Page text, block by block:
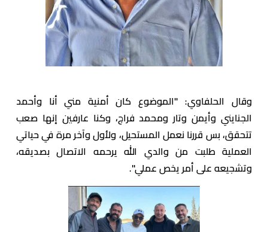
وقال الحلفاوي: "الموضوع كان أمنية مني أنا وأحمد
الجنايني وأيمن وتار ومحمد فراج، وكنا عارفين إنها صعب
تتحقق، بس قررنا نعمل المستحيل، ولأول وآخر مرة في حياتي
العملية طلبت من والدي الله يرحمه الاتصال بصديقه،
وتشجيعه على أمر يخص عملي".